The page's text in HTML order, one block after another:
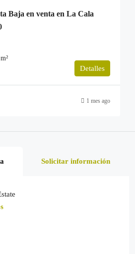
Baja en venta en La Cala
m²
Detalles
1 mes ago
Solicitar información